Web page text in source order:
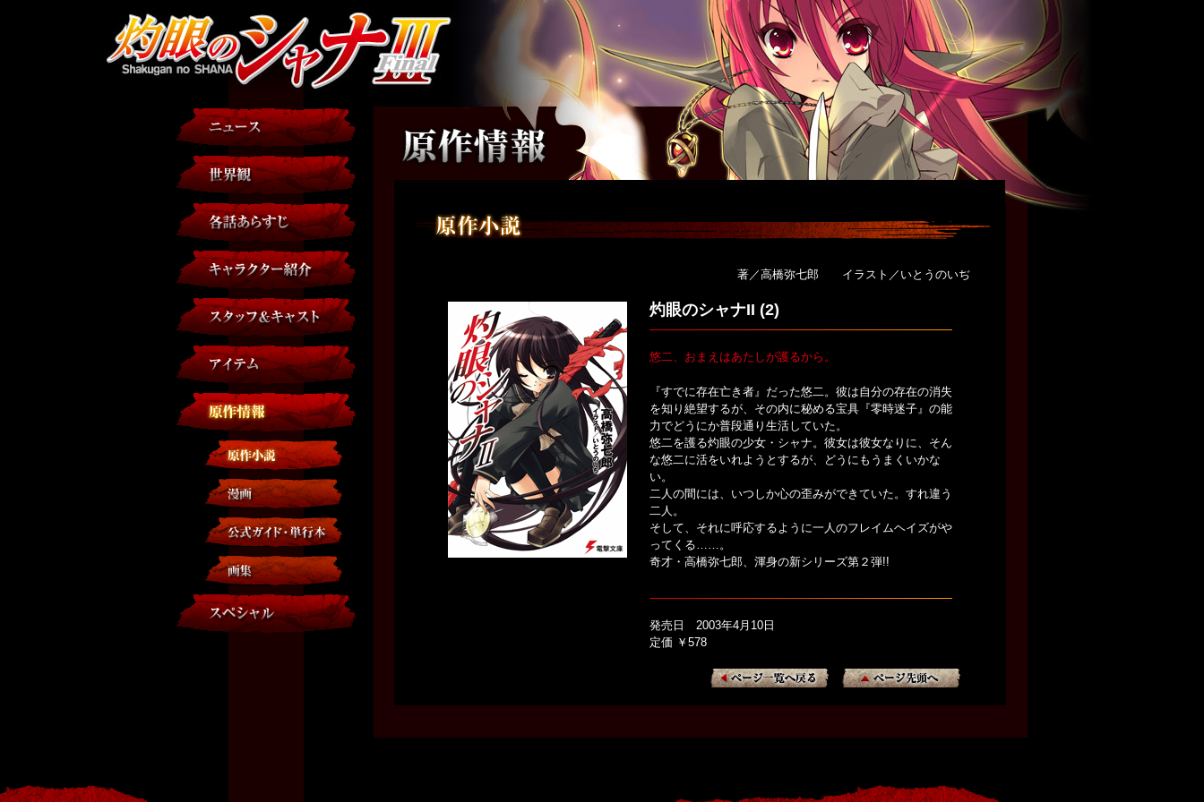
著／高橋弥七郎 イラスト／いとうのいぢ
灼眼のシャナII (2)
悠二、おまえはあたしが護るから。
『すでに存在亡き者』だった悠二。彼は自分の存在の消失
を知り絶望するが、その内に秘める宝具『零時迷子』の能
力でどうにか普段通り生活していた。
悠二を護る灼眼の少女・シャナ。彼女は彼女なりに、そん
な悠二に活をいれようとするが、どうにもうまくいかな
い。
二人の間には、いつしか心の歪みができていた。すれ違う
二人。
そして、それに呼応するように一人のフレイムヘイズがや
ってくる……。
奇才・高橋弥七郎、渾身の新シリーズ第２弾!!
発売日 2003年4月10日
定価 ￥578